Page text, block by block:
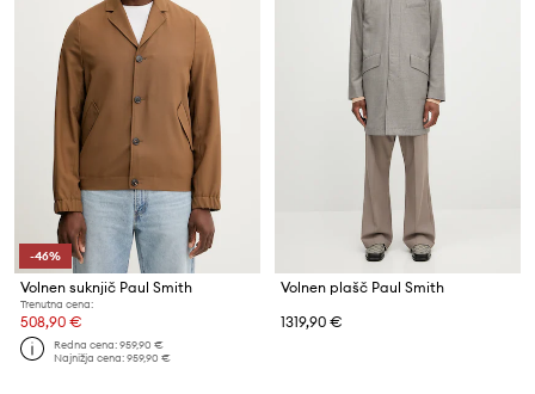
-46%
Volnen suknjič Paul Smith
Trenutna cena:
508,90 €
Redna cena:959,90 €
Najnižja cena:959,90 €
Volnen plašč Paul Smith
1319,90 €